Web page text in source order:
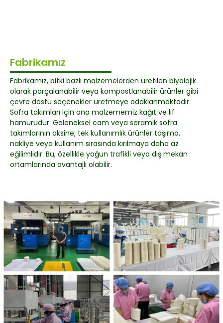
Fabrikamız
Fabrikamız, bitki bazlı malzemelerden üretilen biyolojik
olarak parçalanabilir veya kompostlanabilir ürünler gibi
çevre dostu seçenekler üretmeye odaklanmaktadır.
Sofra takımları için ana malzememiz kağıt ve lif
hamurudur. Geleneksel cam veya seramik sofra
takımlarının aksine, tek kullanımlık ürünler taşıma,
nakliye veya kullanım sırasında kırılmaya daha az
eğilimlidir. Bu, özellikle yoğun trafikli veya dış mekan
ortamlarında avantajlı olabilir.